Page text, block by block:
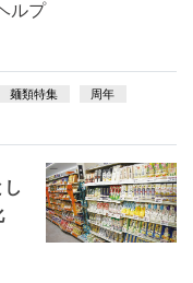
ルプ
麺類特集 周年